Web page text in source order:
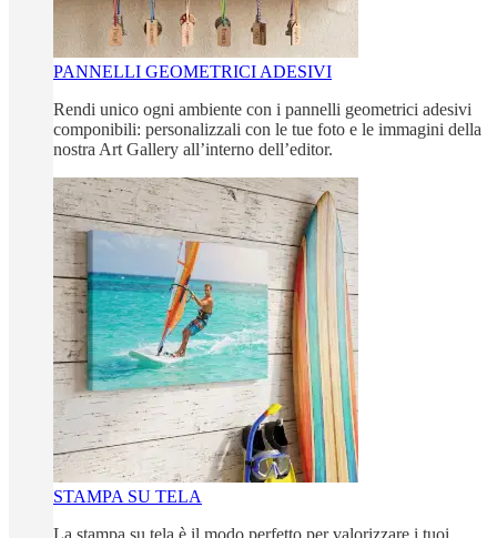
PANNELLI GEOMETRICI ADESIVI
Rendi unico ogni ambiente con i pannelli geometrici adesivi
componibili: personalizzali con le tue foto e le immagini della
nostra Art Gallery all’interno dell’editor.
STAMPA SU TELA